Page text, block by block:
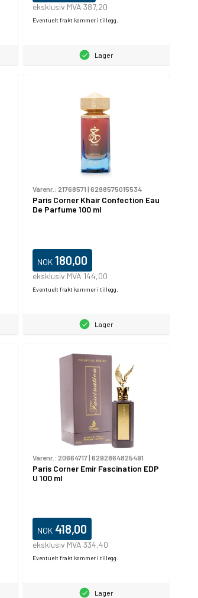
eksklusiv MVA 387,20
Eventuelt frakt kommer i tillegg.
Lager
Varenr.: 21768571 | 6298575015534
Paris Corner Khair Confection Eau
De Parfume 100 ml
NOK 180,00
eksklusiv MVA 144,00
Eventuelt frakt kommer i tillegg.
Lager
Varenr.: 20664717| 6292864825491
Paris Corner Emir Fascination EDP
U 100 ml
NOK 418,00
eksklusiv MVA 334,40
Eventuelt frakt kommer i tillegg.
Lager